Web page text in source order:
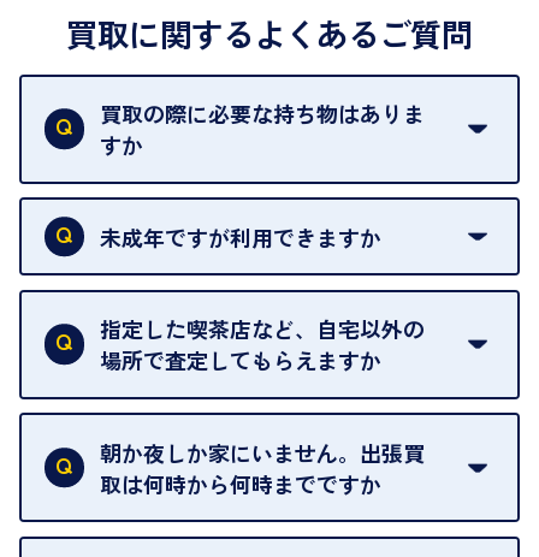
買取に関するよくあるご質問
買取の際に必要な持ち物はありま
すか
本人確認書類をご用意ください。ご利用になれる書
類はこちらをご確認ください。
未成年ですが利用できますか
18歳未満の方は、保護者の同意があってもご利用い
ただけません。
指定した喫茶店など、自宅以外の
場所で査定してもらえますか
ご自宅以外での査定はお引き受けできません。ご指
定のお店や、ほかのお客様への迷惑となることが考
えられるためです。
朝か夜しか家にいません。出張買
取は何時から何時までですか
ご訪問可能時間は、10時から19時です。